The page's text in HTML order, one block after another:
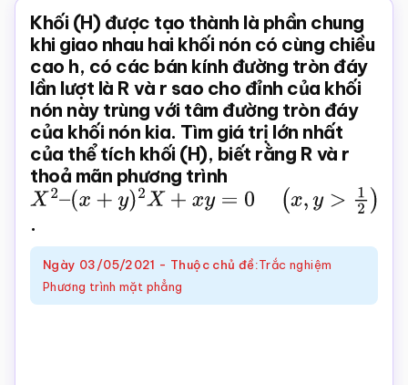
Toán,
trắc
nghiệm
Toán
online
Khối (H) được tạo thành là phần chung
khi giao nhau hai khối nón có cùng chiều
cao h, có các bán kính đường tròn đáy
lần lượt là R và r sao cho đỉnh của khối
nón này trùng với tâm đường tròn đáy
của khối nón kia. Tìm giá trị lớn nhất
của thể tích khối (H), biết rằng R và r
thoả mãn phương trình
X2–
.
Ngày 03/05/2021 - Thuộc chủ đề:Trắc nghiệm
Phương trình mặt phẳng